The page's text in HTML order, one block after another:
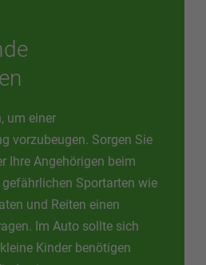
um einer
vorzubeugen. Sorgen Sie
Ihre Angehörigen beim
Sportarten wie
und Reiten einen
Im Auto sollte sich
Kinder benötigen